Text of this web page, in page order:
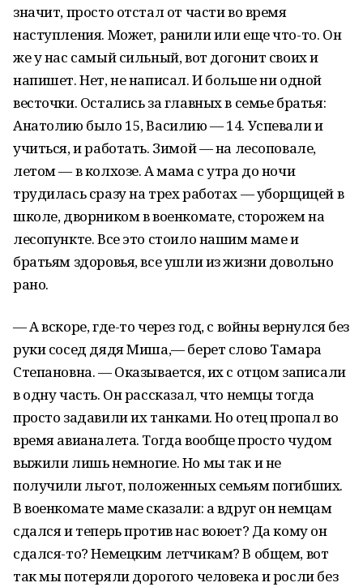
значит, просто отстал от части во время
наступления. Может, ранили или еще что-то. Он
же у нас самый сильный, вот догонит своих и
напишет. Нет, не написал. И больше ни одной
весточки. Остались за главных в семье братья:
Анатолию было 15, Василию — 14. Успевали и
учиться, и работать. Зимой — на лесоповале,
летом — в колхозе. А мама с утра до ночи
трудилась сразу на трех работах — уборщицей в
школе, дворником в военкомате, сторожем на
лесопункте. Все это стоило нашим маме и
братьям здоровья, все ушли из жизни довольно
рано.
— А вскоре, где-то через год, с войны вернулся без
руки сосед дядя Миша,— берет слово Тамара
Степановна. — Оказывается, их с отцом записали
в одну часть. Он рассказал, что немцы тогда
просто задавили их танками. Но отец пропал во
время авианалета. Тогда вообще просто чудом
выжили лишь немногие. Но мы так и не
получили льгот, положенных семьям погибших.
В военкомате маме сказали: а вдруг он немцам
сдался и теперь против нас воюет? Да кому он
сдался-то? Немецким летчикам? В общем, вот
так мы потеряли дорогого человека и росли без